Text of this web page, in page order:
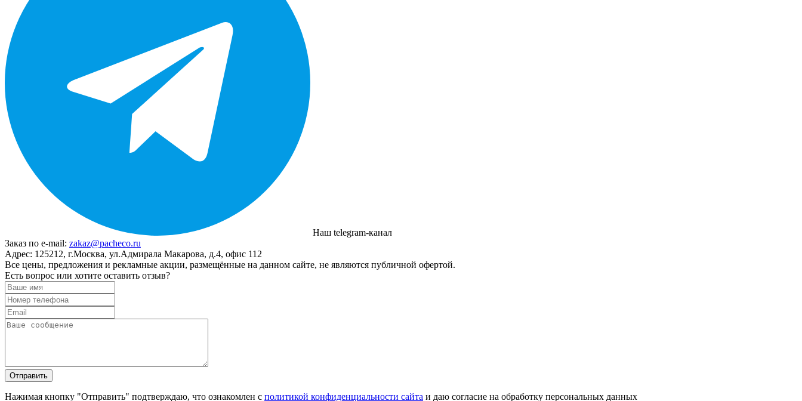
Наш telegram-канал
Заказ по e-mail: zakaz@pacheco.ru
Адрес: 125212, г.Москва, ул.Адмирала Макарова, д.4, офис 112
Все цены, предложения и рекламные акции, размещённые на данном сайте, не являются публичной офертой.
Есть вопрос или хотите оставить отзыв?
Нажимая кнопку "Отправить" подтверждаю, что ознакомлен с политикой конфиденциальности сайта и даю согласие на обработку персональных данных